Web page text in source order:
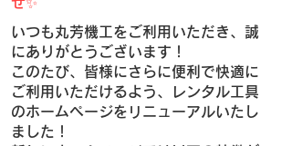
いつも丸芳機工をご利用いただき、誠
にありがとうございます！
このたび、皆様にさらに便利で快適に
ご利用いただけるよう、レンタル工具
のホームページをリニューアルいたし
ました！